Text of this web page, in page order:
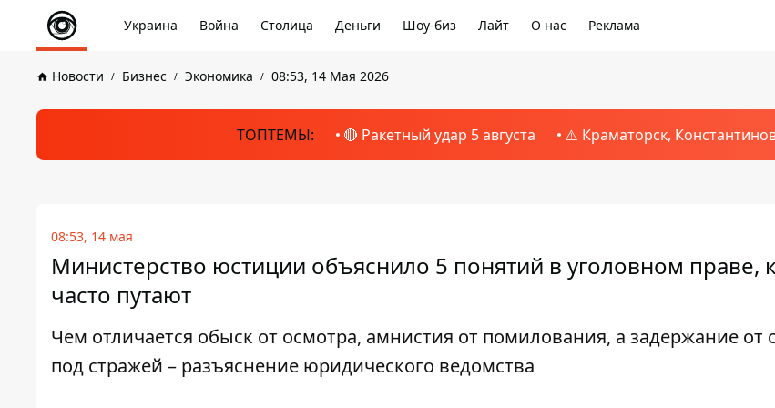
Украина Война Столица Деньги Шоу-биз Лайт О нас Реклама
Новости Бизнес Экономика 08:53, 14 Мая 2026
ТОПТЕМЫ: 🔴 Ракетный удар 5 августа ⚠️ Краматорск,
08:53, 14 мая
Министерство юстиции объяснило 5 понятий в уголовном праве,
часто путают
Чем отличается обыск от осмотра, амнистия от помилования, а задержание от
под стражей – разъяснение юридического ведомства